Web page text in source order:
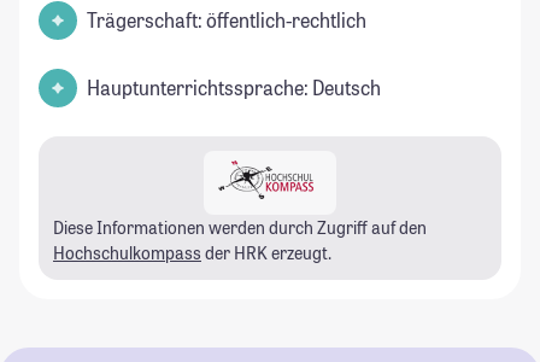
Trägerschaft: öffentlich-rechtlich
Hauptunterrichtssprache: Deutsch
Diese Informationen werden durch Zugriff auf den
Hochschulkompass der HRK erzeugt.